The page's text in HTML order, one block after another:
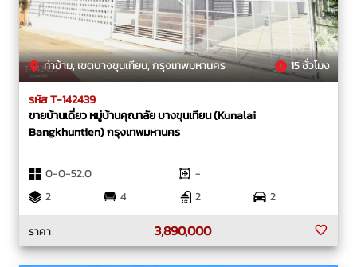
ท่าข้าม, เขตบางขุนเทียน, กรุงเทพมหานคร 15 ชั่วโมง
รหัส T-142439
ขายบ้านเดี่ยว หมู่บ้านคุณาลัย บางขุนเทียน (Kunalai
Bangkhuntien) กรุงเทพมหานคร
0-0-52.0
-
2
4 2
2
ราคา
3,890,000